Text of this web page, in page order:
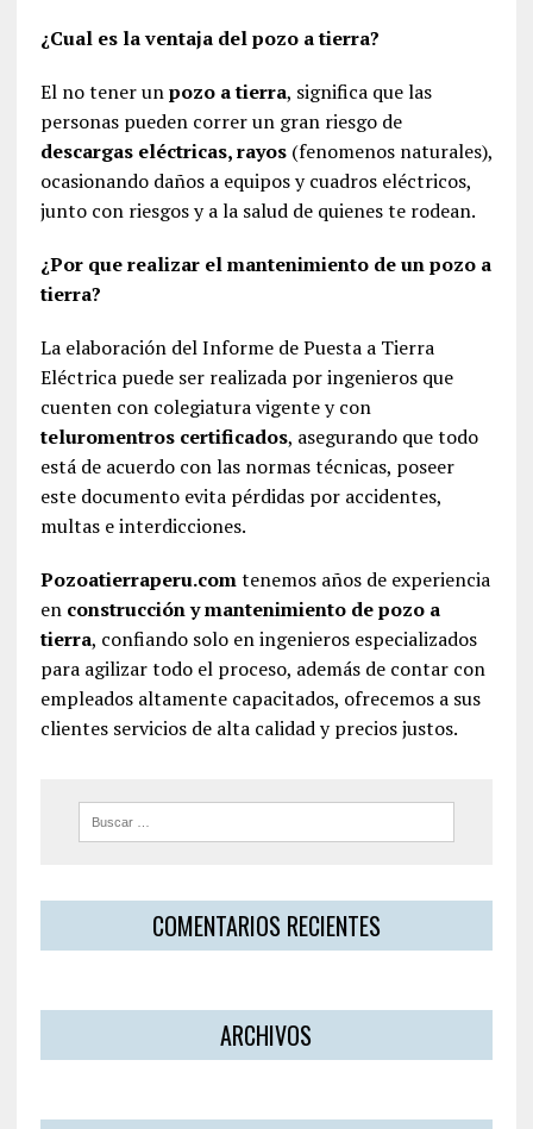
¿Cual es la ventaja del pozo a tierra?
El no tener unpozo a tierra, significa que las
personas pueden correr un gran riesgo de
descargas eléctricas, rayos(fenomenos naturales),
ocasionando daños a equipos y cuadros eléctricos,
junto con riesgos y a la salud de quienes te rodean.
¿Por que realizar el mantenimiento de un pozo a
tierra?
La elaboración del Informe de Puesta a Tierra
Eléctrica puede ser realizada por ingenieros que
cuenten con colegiatura vigente y con
teluromentros certificados, asegurando que todo
está de acuerdo con las normas técnicas, poseer
este documento evita pérdidas por accidentes,
multas e interdicciones.
Pozoatierraperu.comtenemos años de experiencia
en construcción y mantenimiento de pozo a
tierra, confiando solo en ingenieros especializados
para agilizar todo el proceso, además de contar con
empleados altamente capacitados, ofrecemos a sus
clientes servicios de alta calidad y precios justos.
COMENTARIOS RECIENTES
ARCHIVOS